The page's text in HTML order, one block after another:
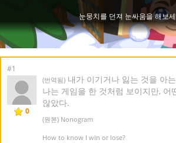
#1
0
(번역됨) 내가 이기거나 잃는 것을 아
나는 게임을 한 것처럼 보이지만, 어
않았다.
(원본) Nonogram
How to know I win or lose?